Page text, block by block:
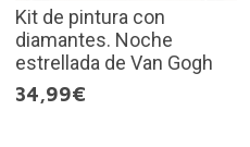
Kit de pintura con
diamantes. Noche
estrellada de Van Gogh
34,99€